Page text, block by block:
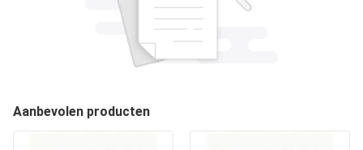
FABRIEKSREIS
KWALITEITSCONTROLE
Aanbevolen producten